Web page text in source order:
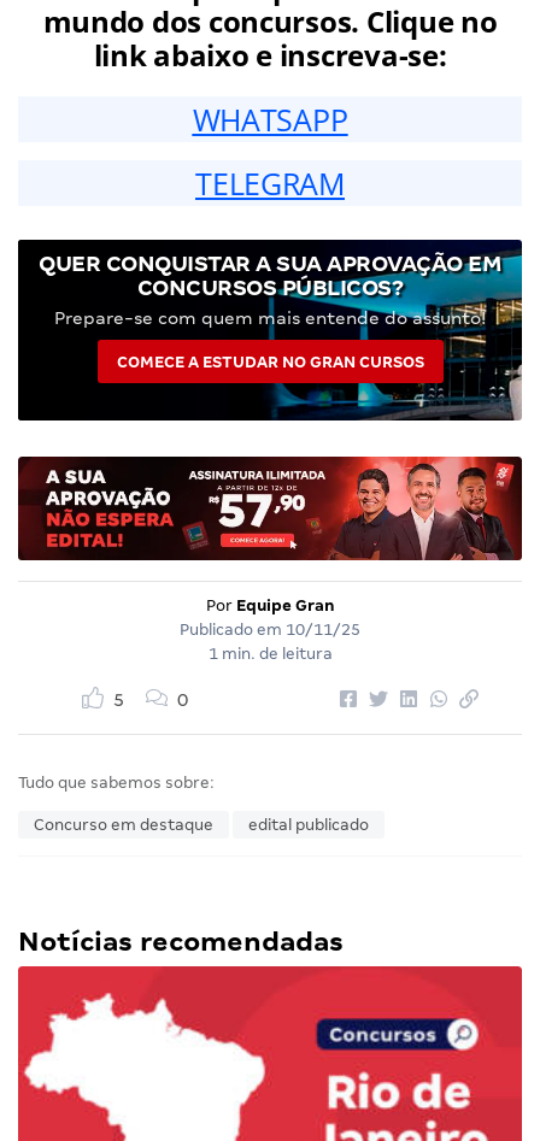
mundo dos concursos. Clique no
link abaixo e inscreva-se:
WHATSAPP
TELEGRAM
QUER CONQUISTAR A SUA APROVAÇÃO EM
CONCURSOS PÚBLICOS?
Prepare-se com quem mais entende do assunto!
COMECE A ESTUDAR NO GRAN CURSOS
Por Equipe Gran
Publicado em 10/11/25
1 min. de leitura
5 0
Tudo que sabemos sobre:
Concurso em destaque edital publicado
Notícias recomendadas